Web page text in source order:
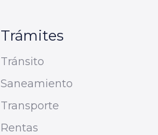
Trámites
Tránsito
Saneamiento
Transporte
Rentas